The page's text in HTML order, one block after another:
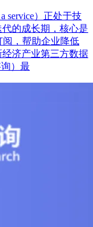
service）正处于技
的成长期，核心是
，帮助企业降低
济产业第三方数据
询）最